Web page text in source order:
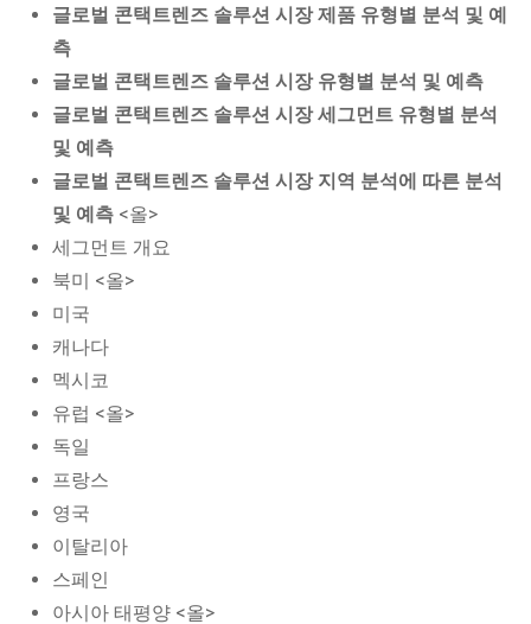
글로벌 콘택트렌즈 솔루션 시장 제품 유형별 분석 및 예
측
글로벌 콘택트렌즈 솔루션 시장 유형별 분석 및 예측
글로벌 콘택트렌즈 솔루션 시장 세그먼트 유형별 분석
및 예측
글로벌 콘택트렌즈 솔루션 시장 지역 분석에 따른 분석
및 예측 <올>
세그먼트 개요
북미 <올>
미국
캐나다
멕시코
유럽 <올>
독일
프랑스
영국
이탈리아
스페인
아시아 태평양 <올>